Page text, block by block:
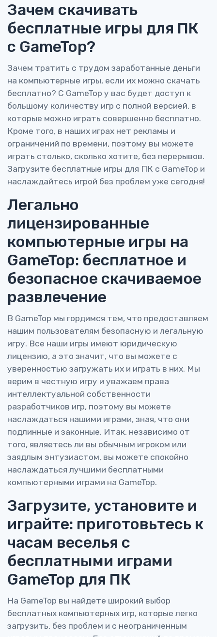
Зачем скачивать
бесплатные игры для ПК
с GameTop?
Зачем тратить с трудом заработанные деньги
на компьютерные игры, если их можно скачать
бесплатно? С GameTop у вас будет доступ к
большому количеству игр с полной версией, в
которые можно играть совершенно бесплатно.
Кроме того, в наших играх нет рекламы и
ограничений по времени, поэтому вы можете
играть столько, сколько хотите, без перерывов.
Загрузите бесплатные игры для ПК с GameTop и
наслаждайтесь игрой без проблем уже сегодня!
Легально
лицензированные
компьютерные игры на
GameTop: бесплатное и
безопасное скачиваемое
развлечение
В GameTop мы гордимся тем, что предоставляем
нашим пользователям безопасную и легальную
игру. Все наши игры имеют юридическую
лицензию, а это значит, что вы можете с
уверенностью загружать их и играть в них. Мы
верим в честную игру и уважаем права
интеллектуальной собственности
разработчиков игр, поэтому вы можете
наслаждаться нашими играми, зная, что они
подлинные и законные. Итак, независимо от
того, являетесь ли вы обычным игроком или
заядлым энтузиастом, вы можете спокойно
наслаждаться лучшими бесплатными
компьютерными играми на GameTop.
Загрузите, установите и
играйте: приготовьтесь к
часам веселья с
бесплатными играми
GameTop для ПК
На GameTop вы найдете широкий выбор
бесплатных компьютерных игр, которые легко
загрузить, без проблем и с неограниченным